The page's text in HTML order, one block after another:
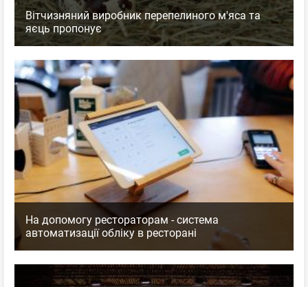
Вітчизняний виробник перепелиного м'яса та
яєць пропонує
На допомогу рестораторам - система
автоматизації обліку в ресторані